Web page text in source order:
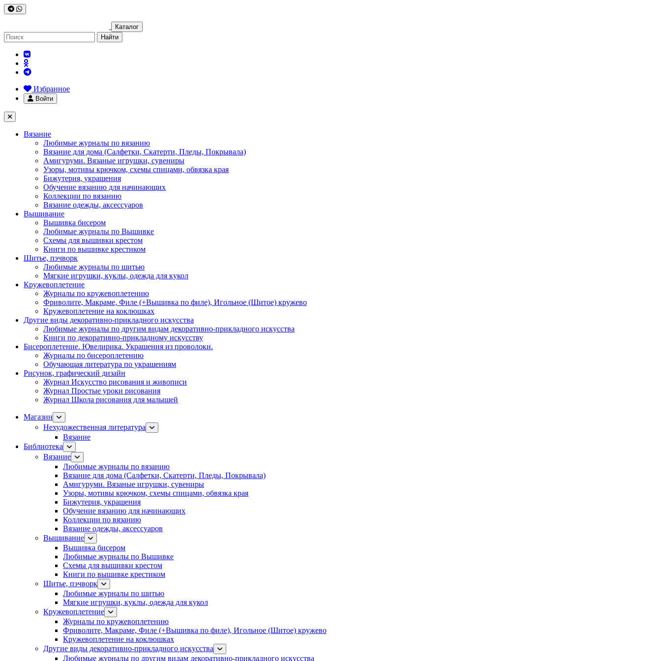
Каталог
Найти
Избранное
Войти
Вязание
Любимые журналы по вязанию
Вязание для дома (Салфетки, Скатерти, Пледы, Покрывала)
Амигуруми. Вязаные игрушки, сувениры
Узоры, мотивы крючком, схемы спицами, обвязка края
Бижутерия, украшения
Обучение вязанию для начинающих
Коллекции по вязанию
Вязание одежды, аксессуаров
Вышивание
Вышивка бисером
Любимые журналы по Вышивке
Схемы для вышивки крестом
Книги по вышивке крестиком
Шитье, пэчворк
Любимые журналы по шитью
Мягкие игрушки, куклы, одежда для кукол
Кружевоплетение
Журналы по кружевоплетению
Фриволите, Макраме, Филе (+Вышивка по филе), Игольное (Шитое) кружево
Кружевоплетение на коклюшках
Другие виды декоративно-прикладного искусства
Любимые журналы по другим видам декоративно-прикладного искусства
Книги по декоративно-прикладному искусству
Бисероплетение. Ювелирика. Украшения из проволоки.
Журналы по бисероплетению
Обучающая литература по украшениям
Рисунок, графический дизайн
Журнал Искусство рисования и живописи
Журнал Простые уроки рисования
Журнал Школа рисования для малышей
Магазин
Нехудожественная литература
Вязание
Библиотека
Вязание
Любимые журналы по вязанию
Вязание для дома (Салфетки, Скатерти, Пледы, Покрывала)
Амигуруми. Вязаные игрушки, сувениры
Узоры, мотивы крючком, схемы спицами, обвязка края
Бижутерия, украшения
Обучение вязанию для начинающих
Коллекции по вязанию
Вязание одежды, аксессуаров
Вышивание
Вышивка бисером
Любимые журналы по Вышивке
Схемы для вышивки крестом
Книги по вышивке крестиком
Шитье, пэчворк
Любимые журналы по шитью
Мягкие игрушки, куклы, одежда для кукол
Кружевоплетение
Журналы по кружевоплетению
Фриволите, Макраме, Филе (+Вышивка по филе), Игольное (Шитое) кружево
Кружевоплетение на коклюшках
Другие виды декоративно-прикладного искусства
Любимые журналы по другим видам декоративно-прикладного искусства